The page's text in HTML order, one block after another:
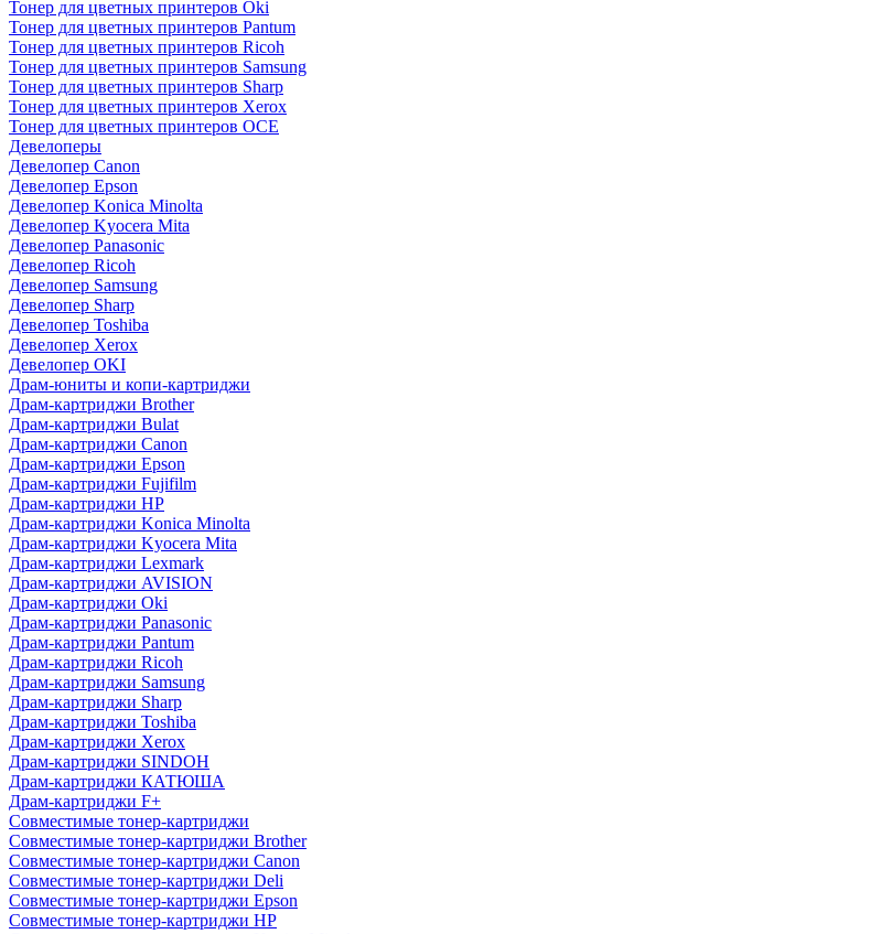
Тонер для цветных принтеров Oki
Тонер для цветных принтеров Pantum
Тонер для цветных принтеров Ricoh
Тонер для цветных принтеров Samsung
Тонер для цветных принтеров Sharp
Тонер для цветных принтеров Xerox
Тонер для цветных принтеров OCE
Девелоперы
Девелопер Canon
Девелопер Epson
Девелопер Konica Minolta
Девелопер Kyocera Mita
Девелопер Panasonic
Девелопер Ricoh
Девелопер Samsung
Девелопер Sharp
Девелопер Toshiba
Девелопер Xerox
Девелопер OKI
Драм-юниты и копи-картриджи
Драм-картриджи Brother
Драм-картриджи Bulat
Драм-картриджи Canon
Драм-картриджи Epson
Драм-картриджи Fujifilm
Драм-картриджи HP
Драм-картриджи Konica Minolta
Драм-картриджи Kyocera Mita
Драм-картриджи Lexmark
Драм-картриджи AVISION
Драм-картриджи Oki
Драм-картриджи Panasonic
Драм-картриджи Pantum
Драм-картриджи Ricoh
Драм-картриджи Samsung
Драм-картриджи Sharp
Драм-картриджи Toshiba
Драм-картриджи Xerox
Драм-картриджи SINDOH
Драм-картриджи КАТЮША
Драм-картриджи F+
Совместимые тонер-картриджи
Совместимые тонер-картриджи Brother
Совместимые тонер-картриджи Canon
Совместимые тонер-картриджи Deli
Совместимые тонер-картриджи Epson
Совместимые тонер-картриджи HP